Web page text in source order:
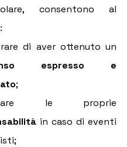
consentono al
espresso e
;
in caso di eventi